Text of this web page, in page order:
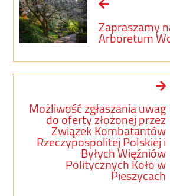
Zapraszamy
Arboretum
Możliwość zgłaszania uwag
do oferty złożonej przez
Związek Kombatantów
Rzeczypospolitej Polskiej i
Byłych Więźniów
Politycznych Koło w
Pieszycach